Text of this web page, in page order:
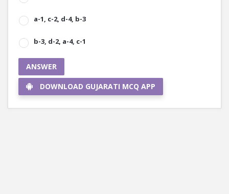
a-1, c-2, d-4, b-3
b-3, d-2, a-4, c-1
ANSWER
DOWNLOAD GUJARATI MCQ APP